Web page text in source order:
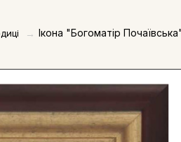
Ікона "Богоматір Почаївська"